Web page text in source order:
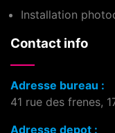
Installation
Contact info
Adresse bureau :
41 rue des frenes,
Adresse depot :